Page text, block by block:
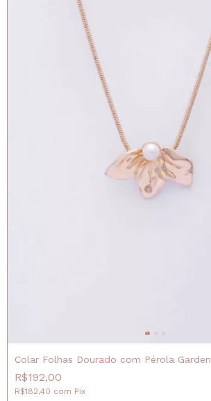
Colar Folhas Dourado com Pérola Garden
R$192,00
R$182,40 com Pix